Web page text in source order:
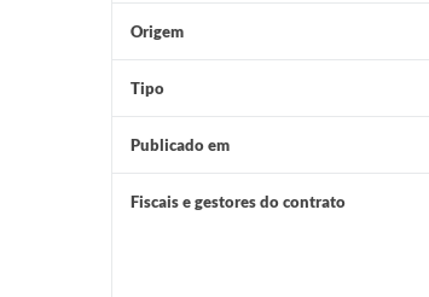
Origem
Tipo
Publicado em
Fiscais e gestores do contrato